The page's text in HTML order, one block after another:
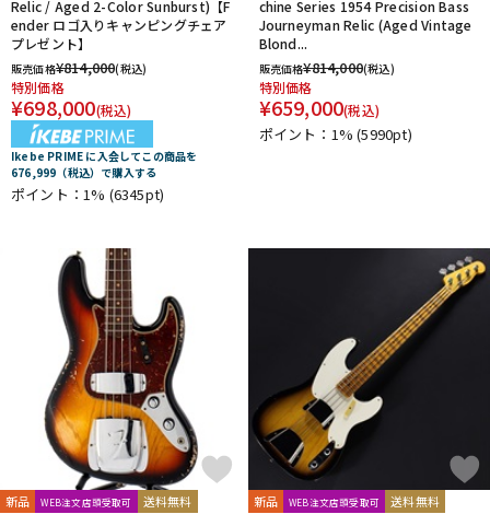
Relic / Aged 2-Color Sunburst)【F
ender ロゴ入りキャンピングチェア
プレゼント】
販売価格¥814,000(税込)
特別価格
¥698,000(税込)
Ikebe PRIME に入会してこの商品を
676,999（税込）で購入する
ポイント：1% (6345pt)
chine Series 1954 Precision Bass
Journeyman Relic (Aged Vintage
Blond...
販売価格¥814,000(税込)
特別価格
¥659,000(税込)
ポイント：1%(5990pt)
新品 WEB注文店頭受取可 送料無料 新品 WEB注文店頭受取可 送料無料